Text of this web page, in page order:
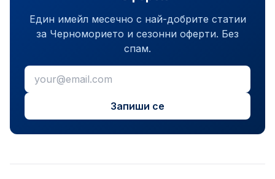
Един имейл месечно с най-добрите статии
за Черноморието и сезонни оферти. Без
спам.
Запиши се